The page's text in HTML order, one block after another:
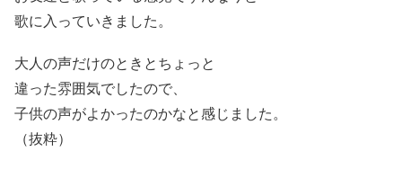
歌に入っていきました。
大人の声だけのときとちょっと
違った雰囲気でしたので、
子供の声がよかったのかなと感じました。
（抜粋）